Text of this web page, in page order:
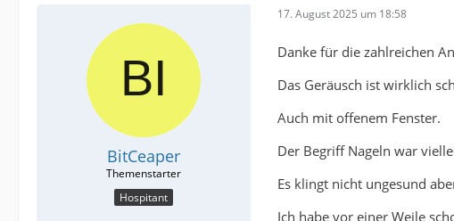
BitCeaper
Hospitant
17. August 2025 um 18:58
Danke für die zahlreichen
Das Geräusch ist wirklich
Auch mit offenem Fenster.
Der Begriff Nageln war
Es klingt nicht ungesund
Ich habe vor einer Weile